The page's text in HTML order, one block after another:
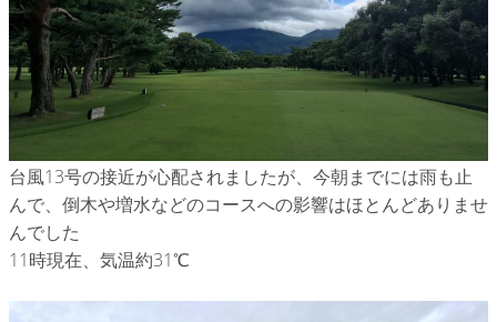
台風13号の接近が心配されましたが、今朝までには雨も止
んで、倒木や増水などのコースへの影響はほとんどありませ
んでした
11時現在、気温約31℃